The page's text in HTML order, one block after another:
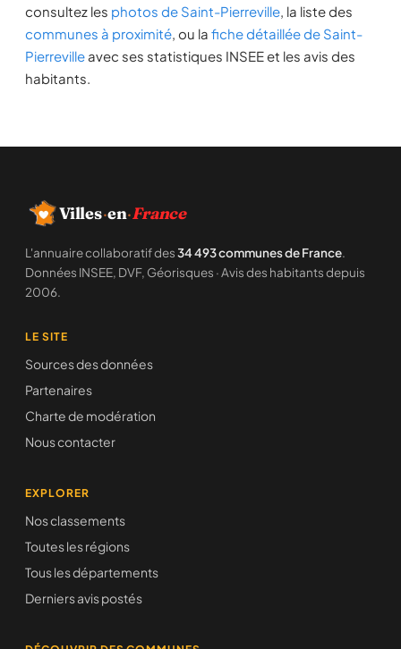
consultez les photos de Saint-Pierreville, la liste des
communes à proximité, ou la fiche détaillée de Saint-
Pierreville avec ses statistiques INSEE et les avis des
habitants.
Villes·en·France
L'annuaire collaboratif des34 493 communes de France.
Données INSEE, DVF, Géorisques · Avis des habitants depuis
2006.
LE SITE
Sources des données
Partenaires
Charte de modération
Nous contacter
EXPLORER
Nos classements
Toutes les régions
Tous les départements
Derniers avis postés